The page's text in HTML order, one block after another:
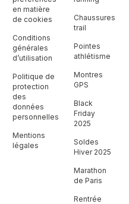
en matière
de cookies
Conditions
générales
d’utilisation
Politique de
protection
des
données
personnelles
Mentions
légales
Chaussures
trail
Pointes
athlétisme
Montres
GPS
Black
Friday
2025
Soldes
Hiver 2025
Marathon
de Paris
Rentrée